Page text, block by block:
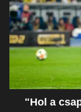
"Hol a